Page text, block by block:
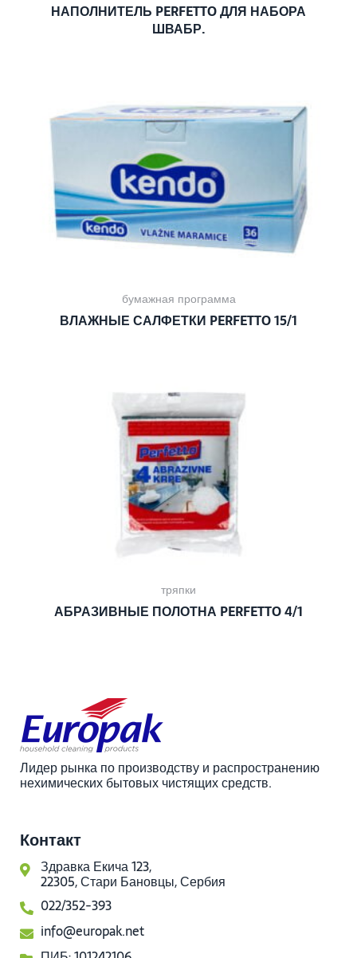
НАПОЛНИТЕЛЬ PERFETTO ДЛЯ НАБОРА
ШВАБР.
бумажная программа
ВЛАЖНЫЕ САЛФЕТКИ PERFETTO 15/1
тряпки
АБРАЗИВНЫЕ ПОЛОТНА PERFETTO 4/1
Лидер рынка по производству и распространению
нехимических бытовых чистящих средств.
Контакт
Здравка Екича 123,
22305, Стари Бановцы, Сербия
022/352-393
info@europak.net